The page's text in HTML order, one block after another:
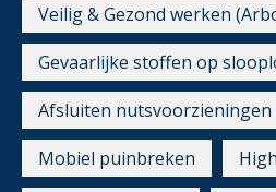
Veilig & Gezond werken
Gevaarlijke stoffen op
Afsluiten nutsvoorzieningen
Mobiel puinbreken